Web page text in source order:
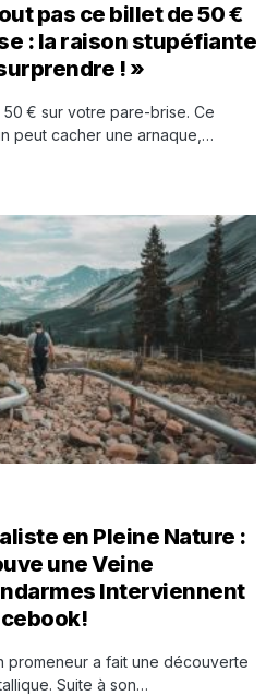
pas ce billet de 50 €
: la raison stupéfiante
! »
€ sur votre pare-brise. Ce
peut cacher une arnaque,…
en Pleine Nature :
une Veine
Interviennent
promeneur a fait une découverte
Suite à son…